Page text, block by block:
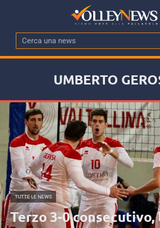
UMBERTO
TUTTE LE NEWS
Terzo 3-0 consecutivo,